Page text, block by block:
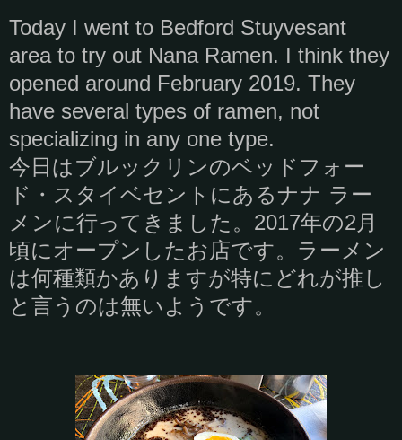
Today I went to Bedford Stuyvesant
area to try out Nana Ramen. I think they
opened around February 2019. They
have several types of ramen, not
specializing in any one type.
今日はブルックリンのベッドフォー
ド・スタイベセントにあるナナ ラー
メンに行ってきました。2017年の2月
頃にオープンしたお店です。ラーメン
は何種類かありますが特にどれが推し
と言うのは無いようです。